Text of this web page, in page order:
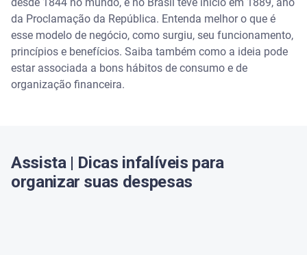
desde 1844 no mundo, e no Brasil teve início em 1889, ano
da Proclamação da República. Entenda melhor o que é
esse modelo de negócio, como surgiu, seu funcionamento,
princípios e benefícios. Saiba também como a ideia pode
estar associada a bons hábitos de consumo e de
organização financeira.
Assista | Dicas infalíveis para
organizar suas despesas